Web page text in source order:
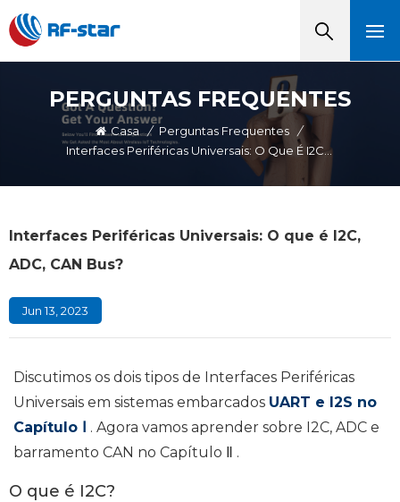
PERGUNTAS FREQUENTES
Casa / Perguntas Frequentes
/
Interfaces Periféricas Universais: O Que É I2C, ADC, CAN Bus?
Interfaces Periféricas Universais: O que é I2C,
ADC, CAN Bus?
Jun 13, 2023
Discutimos os dois tipos de Interfaces Periféricas
Universais em sistemas embarcados UART e I2S no
Capítulo Ⅰ . Agora vamos aprender sobre I2C, ADC e
barramento CAN no Capítulo Ⅱ .
O que é I2C?